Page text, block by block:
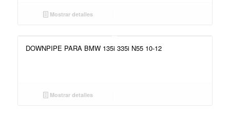
Mostrar detalles
DOWNPIPE PARA BMW 135i 335i N55 10-12
Mostrar detalles